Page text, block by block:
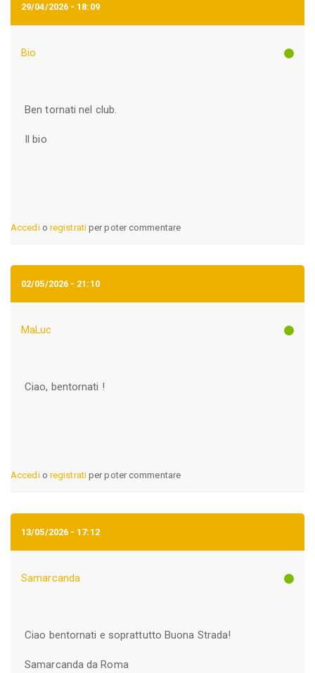
29/04/2026 - 18:09
Bio
Ben tornati nel club.
Il bio
Accedio registratiper poter commentare
02/05/2026 - 21:10
MaLuc
Ciao, bentornati !
Accedio registratiper poter commentare
13/05/2026 - 17:12
Samarcanda
Ciao bentornati e soprattutto Buona Strada!
Samarcanda da Roma